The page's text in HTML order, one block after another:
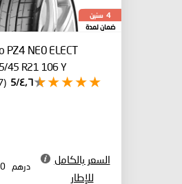
4 سنين
ضمان لمدة
PZ4 NE0 ELECT
45 R21 106 Y
٤٫٦/5 (2297 تقييم)
السعر بالكامل
للإطار
درهم